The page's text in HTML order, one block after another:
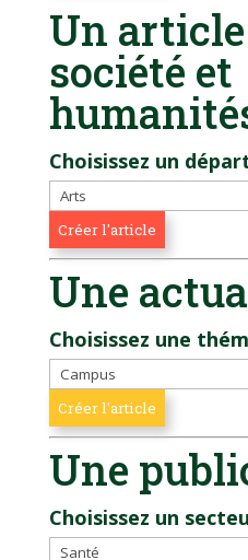
Un
société et
Choisissez un
Une
Choisissez une
Une
Choisissez un